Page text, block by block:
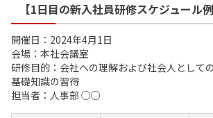
【1日目の新入社員研修スケジュール例
開催日：2024年4月1日
会場：本社会議室
研修目的：会社への理解および社会人として
基礎知識の習得
担当者：人事部 ○○